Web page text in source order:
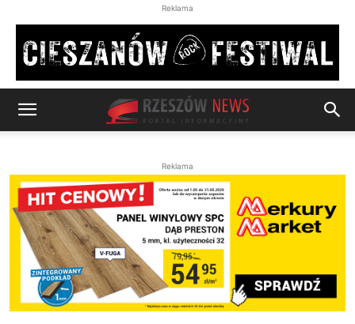
Reklama
Reklama